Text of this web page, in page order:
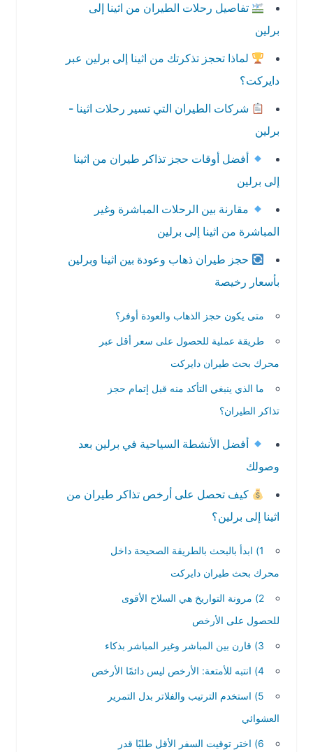
تفاصيل رحلات الطيران من اثينا إلى
لماذا تحجز تذكرتك من اثينا إلى برلين عبر
دايركت؟
شركات الطيران التي تسير رحلات اثينا -
أفضل أوقات حجز تذاكر طيران من اثينا
إلى برلين
مقارنة بين الرحلات المباشرة وغير
المباشرة من اثينا إلى برلين
حجز طيران ذهاب وعودة بين اثينا وبرلين
بأسعار رخيصة
متى يكون حجز الذهاب والعودة أوفر؟
طريقة عملية للحصول على سعر أقل عبر
محرك بحث طيران دايركت
ما الذي ينبغي التأكد منه قبل إتمام حجز
تذاكر الطيران؟
أفضل الأنشطة السياحية في برلين بعد
وصولك
كيف تحصل على أرخص تذاكر طيران من
اثينا إلى برلين؟
1) ابدأ بالبحث بالطريقة الصحيحة داخل
محرك بحث طيران دايركت
2) مرونة التواريخ هي السلاح الأقوى
للحصول على الأرخص
5) استخدم الترتيب والفلاتر بدل التمرير
العشوائي
6) اختر توقيت السفر الأقل طلبًا قدر